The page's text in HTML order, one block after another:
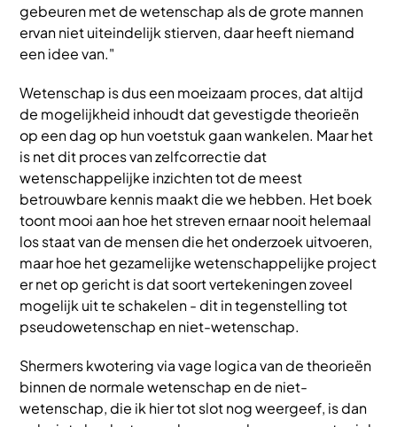
gebeuren met de wetenschap als de grote mannen
ervan niet uiteindelijk stierven, daar heeft niemand
een idee van."
Wetenschap is dus een moeizaam proces, dat altijd
de mogelijkheid inhoudt dat gevestigde theorieën
op een dag op hun voetstuk gaan wankelen. Maar het
is net dit proces van zelfcorrectie dat
wetenschappelijke inzichten tot de meest
betrouwbare kennis maakt die we hebben. Het boek
toont mooi aan hoe het streven ernaar nooit helemaal
los staat van de mensen die het onderzoek uitvoeren,
maar hoe het gezamelijke wetenschappelijke project
er net op gericht is dat soort vertekeningen zoveel
mogelijk uit te schakelen - dit in tegenstelling tot
pseudowetenschap en niet-wetenschap.
Shermers kwotering via vage logica van de theorieën
binnen de normale wetenschap en de niet-
wetenschap, die ik hier tot slot nog weergeef, is dan